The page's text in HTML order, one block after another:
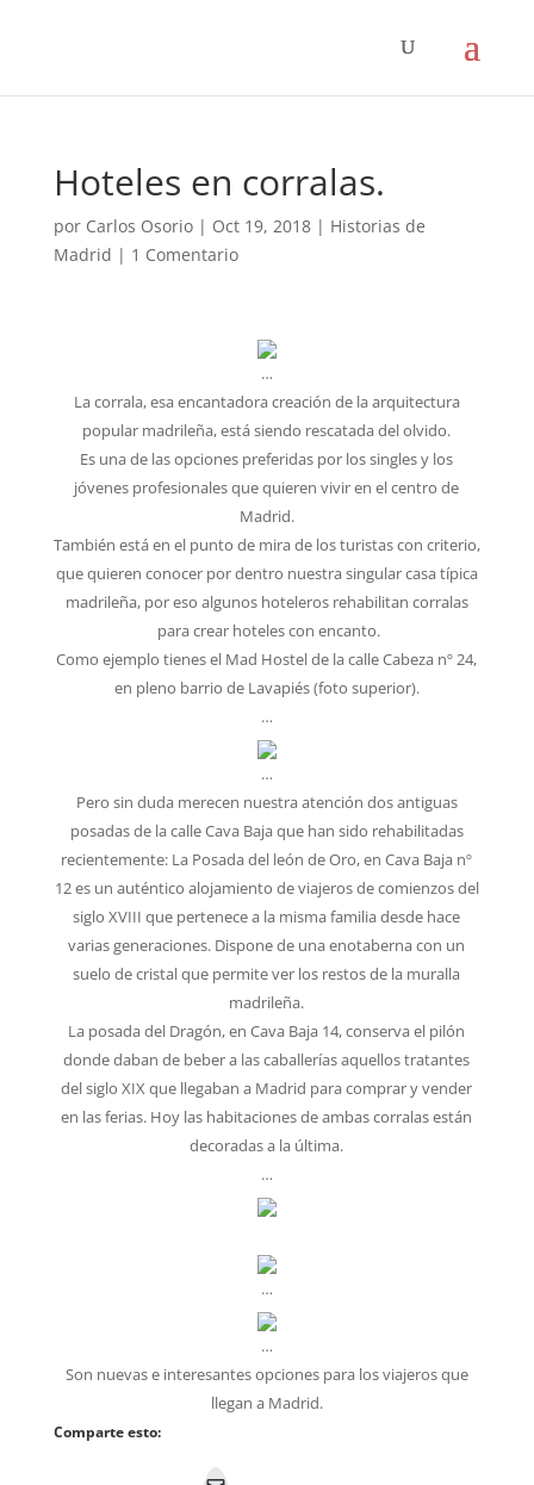
Hoteles en corralas.
por Carlos Osorio| Oct 19, 2018| Historias de
Madrid | 1 Comentario
…
La corrala, esa encantadora creación de la arquitectura
popular madrileña, está siendo rescatada del olvido.
Es una de las opciones preferidas por los singles y los
jóvenes profesionales que quieren vivir en el centro de
Madrid.
También está en el punto de mira de los turistas con criterio,
que quieren conocer por dentro nuestra singular casa típica
madrileña, por eso algunos hoteleros rehabilitan corralas
para crear hoteles con encanto.
Como ejemplo tienes el Mad Hostel de la calle Cabeza nº 24,
en pleno barrio de Lavapiés (foto superior).
…
…
Pero sin duda merecen nuestra atención dos antiguas
posadas de la calle Cava Baja que han sido rehabilitadas
recientemente: La Posada del león de Oro, en Cava Baja nº
12 es un auténtico alojamiento de viajeros de comienzos del
siglo XVIII que pertenece a la misma familia desde hace
varias generaciones. Dispone de una enotaberna con un
suelo de cristal que permite ver los restos de la muralla
madrileña.
La posada del Dragón, en Cava Baja 14, conserva el pilón
donde daban de beber a las caballerías aquellos tratantes
del siglo XIX que llegaban a Madrid para comprar y vender
en las ferias. Hoy las habitaciones de ambas corralas están
decoradas a la última.
…
…
…
Son nuevas e interesantes opciones para los viajeros que
llegan a Madrid.
Comparte esto: